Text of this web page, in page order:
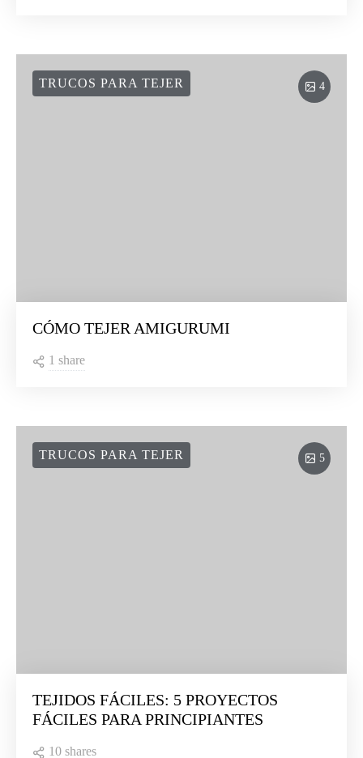
4
TRUCOS PARA TEJER
CÓMO TEJER AMIGURUMI
1 share
5
TRUCOS PARA TEJER
TEJIDOS FÁCILES: 5 PROYECTOS
FÁCILES PARA PRINCIPIANTES
10 shares